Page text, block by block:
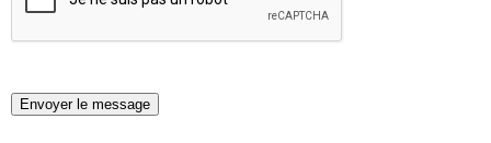
Envoyer le message